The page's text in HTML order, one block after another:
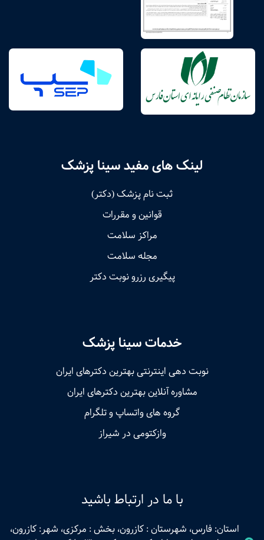
لینک های مفید سینا پزشک
ثبت نام پزشک (دکتر)
قوانین و مقررات
مراکز سلامت
مجله سلامت
پیگیری رزرو نوبت دکتر
خدمات سینا پزشک
نوبت‌ دهی اینترنتی بهترین دکترهای ایران
مشاوره آنلاین بهترین دکترهای ایران
گروه های واتساپ و تلگرام
وازکتومی در شیراز
با ما در ارتباط باشید
استان: فارس، شهرستان : کازرون، بخش : مرکزی، شهر: کازرون،